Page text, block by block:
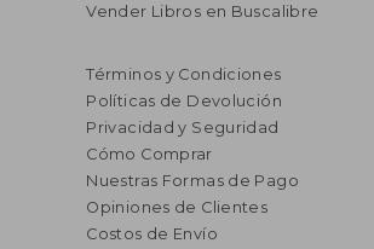
Vender Libros en Buscalibre
Términos y Condiciones
Políticas de Devolución
Privacidad y Seguridad
Cómo Comprar
Nuestras Formas de Pago
Opiniones de Clientes
Costos de Envío